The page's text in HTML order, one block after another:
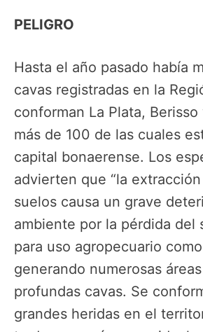
PELIGRO
Hasta el año pasado había
cavas registradas en la
conforman La Plata, Berisso
más de 100 de las cuales
capital bonaerense. Los
advierten que “la
suelos causa un grave
ambiente por la pérdida del
para uso agropecuario
generando numerosas
profundas cavas. Se
grandes heridas en el